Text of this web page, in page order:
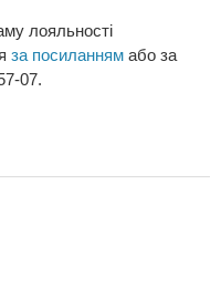
лояльності
за посиланням або за
07.